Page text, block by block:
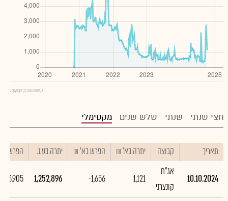
Copyright (c) 2016 Chart.js
חצי שנתי שנתי שלש שנים מקסימלי
תאריך קבוצה יתרה בא' ₪ הפרש בא' ₪ יתרה בע.נ. הפרש
10.10.2024
אג"ח
קונצרני
1,121
-1,656
1,252,896